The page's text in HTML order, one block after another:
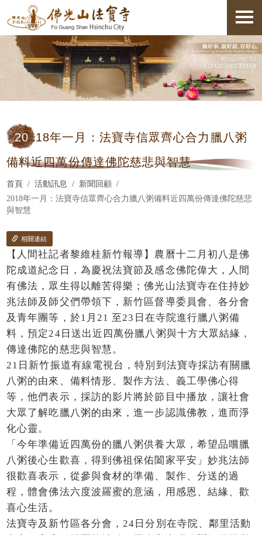
20 18年一月：法寶寺信眾齊心合力臘八粥
備料近四萬份傳達佛陀慈悲與智慧
首頁 活動訊息
新聞回顧
2018年一月：法寶寺信眾齊心合力臘八粥備料近四萬份傳達佛陀慈悲
與智慧
相關連結
【人間社記者黎維桂新竹報導】農曆十二月初八是佛
陀成道紀念日，為慶祝法寶節及感念佛陀偉大，人間
有佛法，眾生得以離苦得樂；佛光山法寶寺在住持妙
兆法師及師父們帶領下，新竹區督導委員會、各分會
及青年團等，於1月21 至23日在寺院進行臘八粥備
料，預定24日送出近四萬份臘八粥與十方大眾結緣，
傳達佛陀的慈悲與智慧。
21日新竹振道有線電視台，特別到法寶寺採訪有關臘
八粥的由來、備料情形、製作方法、義工學佛心得
等，他們表示，採訪的影片將於節目中播放，讓社會
大眾了解吃臘八粥的由來，進一步認識佛教，進而淨
化心靈。
「今年準備近四萬份的臘八粥供養大眾，希望品嚐臘
八粥後心生歡喜，得到佛祖保佑闔家平安」妙兆法師
很歡喜表示，從參與食材的準備、製作、分送的過
程，體會佛法六度波羅蜜的意涵，用感恩、結緣、歡
喜心生活。
法寶寺及新竹區各分會，24日分別在寺院、鄰里活動